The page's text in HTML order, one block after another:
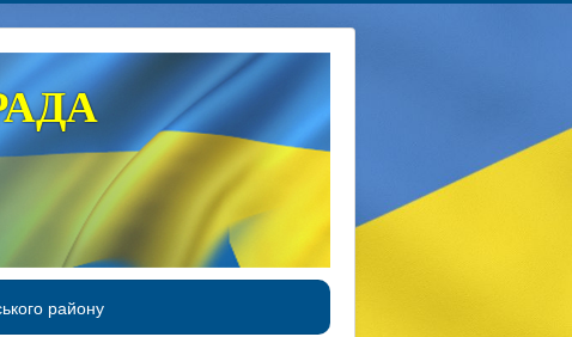
району